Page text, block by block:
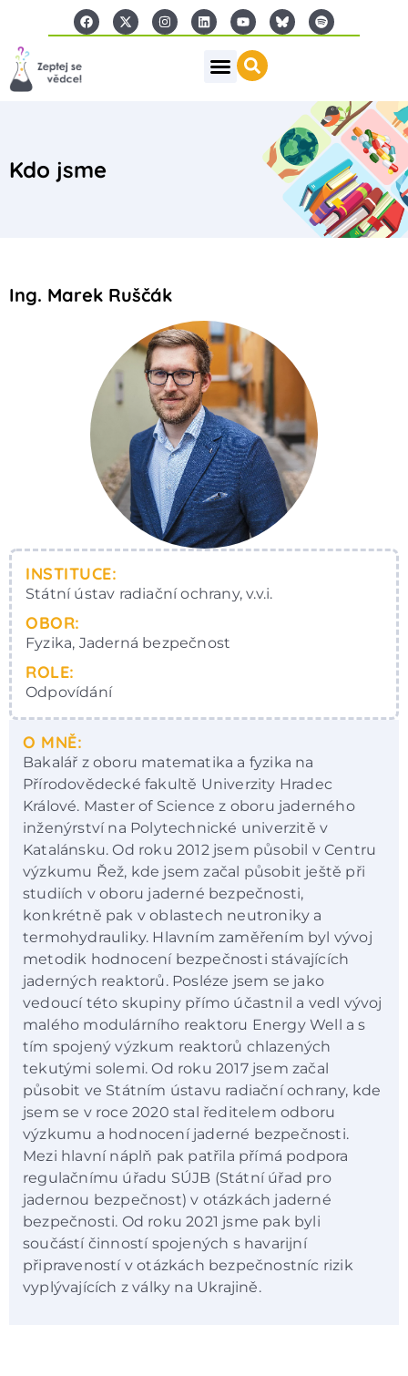
Kdo jsme
Ing. Marek Ruščák
INSTITUCE:
Státní ústav radiační ochrany, v.v.i.
OBOR:
Fyzika, Jaderná bezpečnost
ROLE:
Odpovídání
O MNĚ:
Bakalář z oboru matematika a fyzika na
Přírodovědecké fakultě Univerzity Hradec
Králové. Master of Science z oboru jaderného
inženýrství na Polytechnické univerzitě v
Katalánsku. Od roku 2012 jsem působil v Centru
výzkumu Řež, kde jsem začal působit ještě při
studiích v oboru jaderné bezpečnosti,
konkrétně pak v oblastech neutroniky a
termohydrauliky. Hlavním zaměřením byl vývoj
metodik hodnocení bezpečnosti stávajících
jaderných reaktorů. Posléze jsem se jako
vedoucí této skupiny přímo účastnil a vedl vývoj
malého modulárního reaktoru Energy Well a s
tím spojený výzkum reaktorů chlazených
tekutými solemi. Od roku 2017 jsem začal
působit ve Státním ústavu radiační ochrany, kde
jsem se v roce 2020 stal ředitelem odboru
výzkumu a hodnocení jaderné bezpečnosti.
Mezi hlavní náplň pak patřila přímá podpora
regulačnímu úřadu SÚJB (Státní úřad pro
jadernou bezpečnost) v otázkách jaderné
bezpečnosti. Od roku 2021 jsme pak byli
součástí činností spojených s havarijní
připraveností v otázkách bezpečnostníc rizik
vyplývajících z války na Ukrajině.